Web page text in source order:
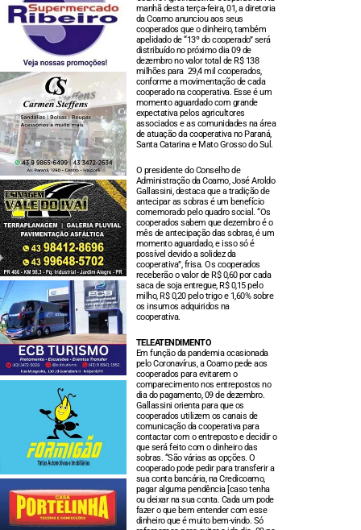
manhã desta terça-feira, 01, a diretoria
da Coamo anunciou aos seus
cooperados que o dinheiro, também
apelidado de “13º do cooperado” será
distribuído no próximo dia 09 de
dezembro no valor total de R$ 138
milhões para 29,4 mil cooperados,
conforme a movimentação de cada
cooperado na cooperativa. Esse é um
momento aguardado com grande
expectativa pelos agricultores
associados e as comunidades na área
de atuação da cooperativa no Paraná,
Santa Catarina e Mato Grosso do Sul.
O presidente do Conselho de
Administração da Coamo, José Aroldo
Gallassini, destaca que a tradição de
antecipar as sobras é um benefício
comemorado pelo quadro social. “Os
cooperados sabem que dezembro é o
mês de antecipação das sobras, é um
momento aguardado, e isso só é
possível devido a solidez da
cooperativa”, frisa. Os cooperados
receberão o valor de R$ 0,60 por cada
saca de soja entregue, R$ 0,15 pelo
milho, R$ 0,20 pelo trigo e 1,60% sobre
os insumos adquiridos na
cooperativa.
TELEATENDIMENTO
Em função da pandemia ocasionada
pelo Coronavírus, a Coamo pede aos
cooperados para evitarem o
comparecimento nos entrepostos no
dia do pagamento, 09 de dezembro.
Gallassini orienta para que os
cooperados utilizem os canais de
comunicação da cooperativa para
contactar com o entreposto e decidir o
que será feito com o dinheiro das
sobras. “São várias as opções. O
cooperado pode pedir para transferir a
sua conta bancária, na Credicoamo,
pagar alguma pendência [caso tenha
ou deixar na sua conta. Cada um pode
fazer o que bem entender com esse
dinheiro que é muito bem-vindo. Só